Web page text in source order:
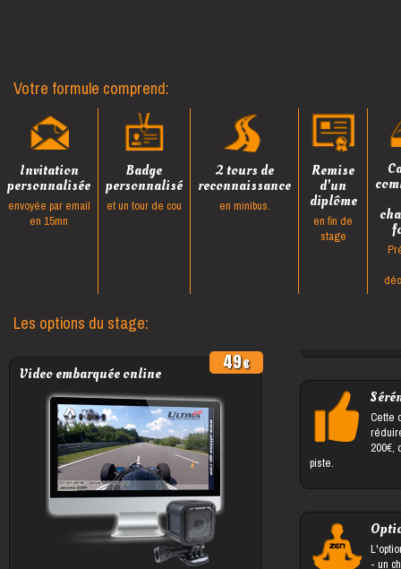
Votre formule comprend:
Invitation
personnalisée
envoyée par email
en 15mn
Badge
personnalisé
et un tour de cou
2 tours de
reconnaissance
en minibus.
Remise
d'un
diplôme
en fin de
stage
Les options du stage:
Video embarquée online
49
Cette
piste.
- un changement du bénéficiaire du